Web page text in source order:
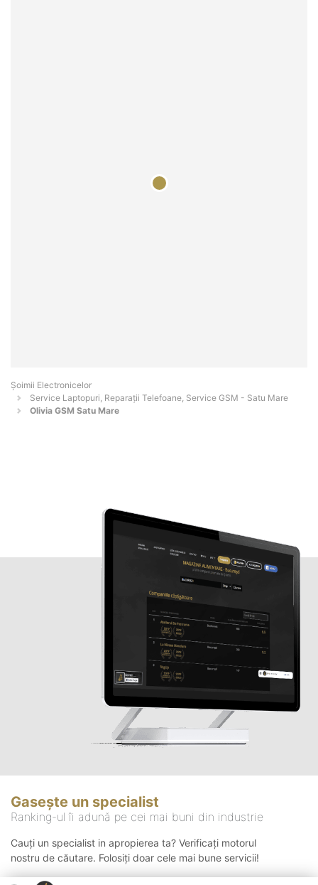
Șoimii Electronicelor
Service Laptopuri, Reparații Telefoane, Service GSM - Satu Mare
Olivia GSM Satu Mare
Gasește un specialist
Ranking-ul îi adună pe cei mai buni din industrie
Cauți un specialist in apropierea ta? Verificați motorul
nostru de căutare. Folosiți doar cele mai bune servicii!